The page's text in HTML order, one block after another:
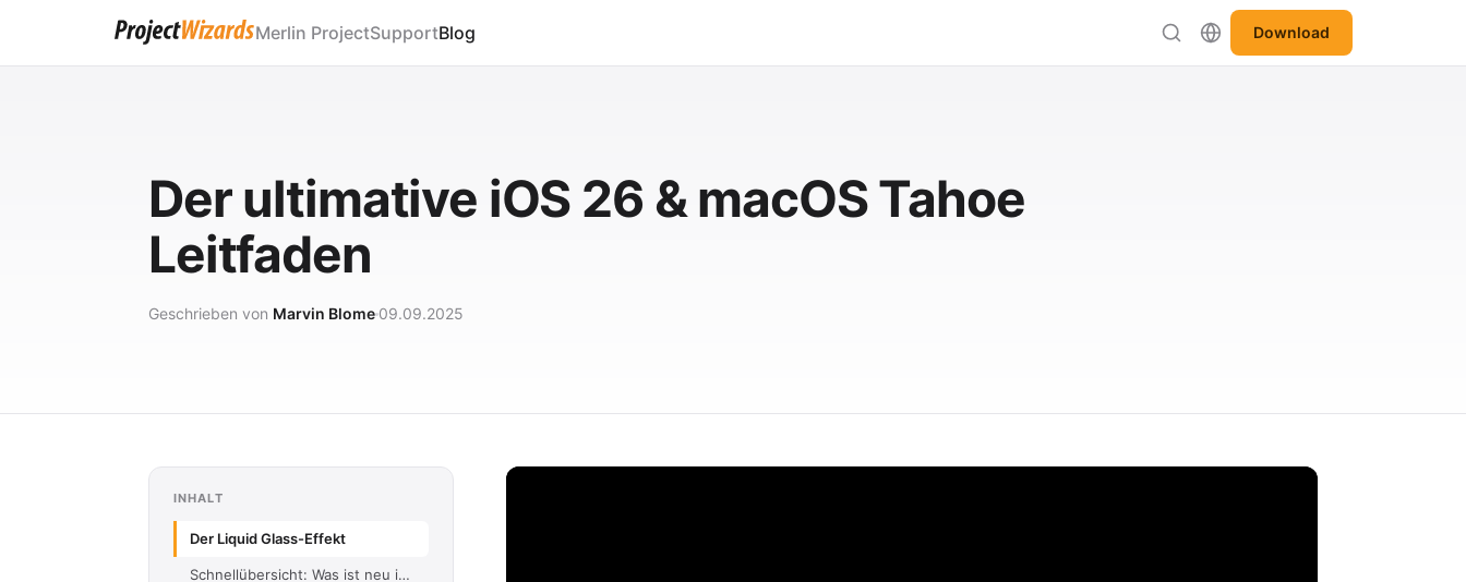
Merlin ProjectSupportBlog Download
Der ultimative iOS 26 & macOS Tahoe
Leitfaden
Geschrieben von Marvin Blome 09.09.2025
INHALT
Der Liquid Glass-Effekt
Schnellübersicht: Was ist neu in jedem OS